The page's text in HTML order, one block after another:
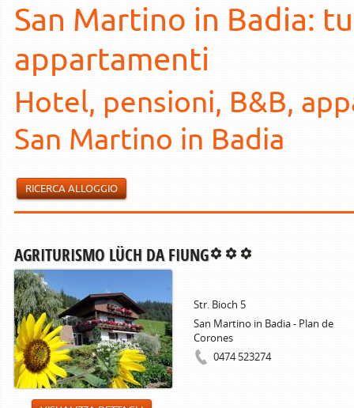
San Martino in Badia:
appartamenti
Hotel, pensioni, B&B,
San Martino in Badia
RICERCA ALLOGGIO
AGRITURISMO LÜCH DA FIUNG
Str. Bioch 5
San Martino in Badia - Plan de
Corones
0474 523274